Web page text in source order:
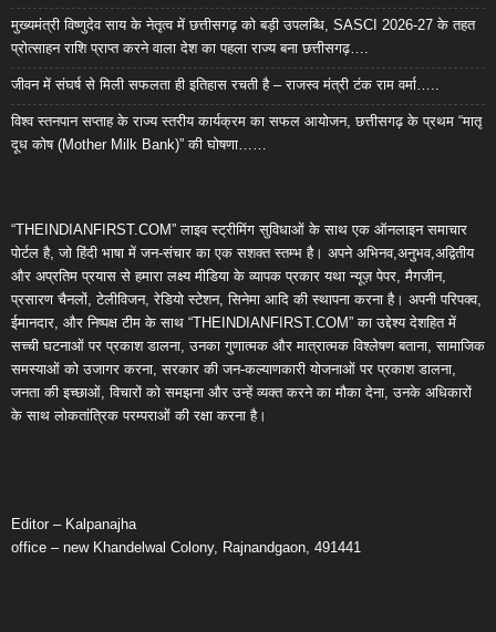
मुख्यमंत्री विष्णुदेव साय के नेतृत्व में छत्तीसगढ़ को बड़ी उपलब्धि, SASCI 2026-27 के तहत
प्रोत्साहन राशि प्राप्त करने वाला देश का पहला राज्य बना छत्तीसगढ़….
जीवन में संघर्ष से मिली सफलता ही इतिहास रचती है – राजस्व मंत्री टंक राम वर्मा…..
विश्व स्तनपान सप्ताह के राज्य स्तरीय कार्यक्रम का सफल आयोजन, छत्तीसगढ़ के प्रथम “मातृ
दूध कोष (Mother Milk Bank)” की घोषणा……
“THEINDIANFIRST.COM” लाइव स्ट्रीमिंग सुविधाओं के साथ एक ऑनलाइन समाचार
पोर्टल है, जो हिंदी भाषा में जन-संचार का एक सशक्त स्तम्भ है। अपने अभिनव,अनुभव,अद्वितीय
और अप्रतिम प्रयास से हमारा लक्ष्य मीडिया के व्यापक प्रकार यथा न्यूज़ पेपर, मैगजीन,
प्रसारण चैनलों, टेलीविजन, रेडियो स्टेशन, सिनेमा आदि की स्थापना करना है। अपनी परिपक्व,
ईमानदार, और निष्पक्ष टीम के साथ “THEINDIANFIRST.COM” का उद्देश्य देशहित में
सच्ची घटनाओं पर प्रकाश डालना, उनका गुणात्मक और मात्रात्मक विश्लेषण बताना, सामाजिक
समस्याओं को उजागर करना, सरकार की जन-कल्याणकारी योजनाओं पर प्रकाश डालना,
जनता की इच्छाओं, विचारों को समझना और उन्हें व्यक्त करने का मौका देना, उनके अधिकारों
के साथ लोकतांत्रिक परम्पराओं की रक्षा करना है।
Editor – Kalpanajha
office – new Khandelwal Colony, Rajnandgaon, 491441